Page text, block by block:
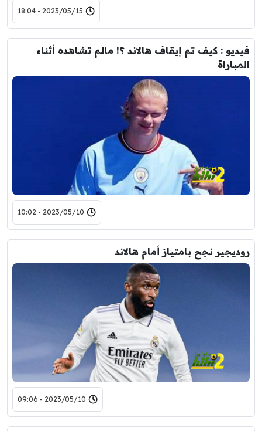
2023/05/15 - 18:04
فيديو : كيف تم إيقاف هالاند ؟! مالم تشاهده أثناء
المباراة
2023/05/10 - 10:02
روديجير نجح بامتياز أمام هالاند
2023/05/10 - 09:06